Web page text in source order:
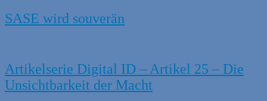
SASE wird souverän
Artikelserie Digital ID – Artikel 25 – Die
Unsichtbarkeit der Macht